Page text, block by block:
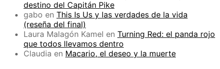
destino del Capitán Pike
gabo en This Is Us y las verdades de la vida
(reseña del final)
Laura Malagón Kamel en Turning Red: el panda rojo
que todos llevamos dentro
Claudia en Macario, el deseo y la muerte